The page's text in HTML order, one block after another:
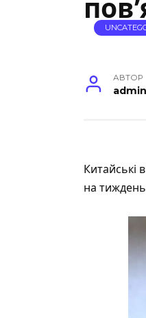
АВТОР
admin
Китайські
на тиждень